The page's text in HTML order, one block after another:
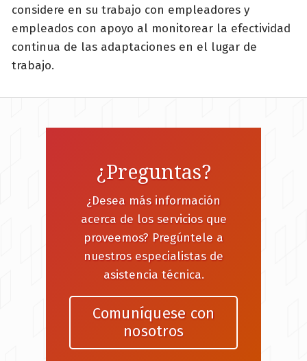
considere en su trabajo con empleadores y
empleados con apoyo al monitorear la efectividad
continua de las adaptaciones en el lugar de
trabajo.
¿Preguntas?
¿Desea más información
acerca de los servicios que
proveemos? Pregúntele a
nuestros especialistas de
asistencia técnica.
Comuníquese con
nosotros